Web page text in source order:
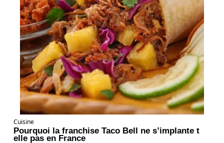
Cuisine
Pourquoi la franchise Taco Bell ne s’implante t
elle pas en France